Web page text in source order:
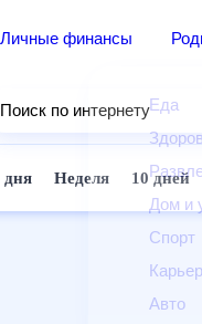
Личные финансы
Еда
Дом
Спорт
Авто
Поиск по интернету
3 дня Неделя 10